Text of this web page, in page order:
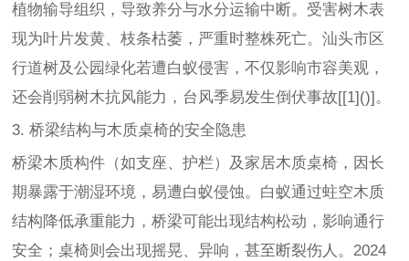
植物输导组织，导致养分与水分运输中断。受害树木表
现为叶片发黄、枝条枯萎，严重时整株死亡。汕头市区
行道树及公园绿化若遭白蚁侵害，不仅影响市容美观，
还会削弱树木抗风能力，台风季易发生倒伏事故[[1]()]。
3. 桥梁结构与木质桌椅的安全隐患
桥梁木质构件（如支座、护栏）及家居木质桌椅，因长
期暴露于潮湿环境，易遭白蚁侵蚀。白蚁通过蛀空木质
结构降低承重能力，桥梁可能出现结构松动，影响通行
安全；桌椅则会出现摇晃、异响，甚至断裂伤人。2024